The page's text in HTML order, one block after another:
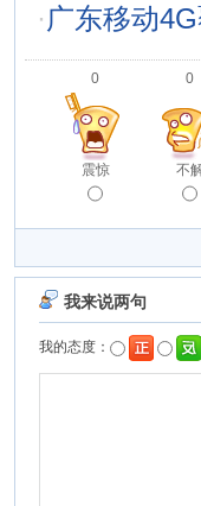
· 广东移动
0
震惊
0
不